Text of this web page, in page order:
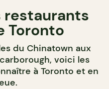
restaurants
Toronto
du Chinatown aux
voici les
à Toronto et en